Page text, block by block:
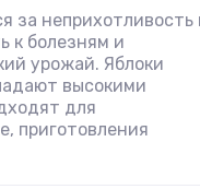
за неприхотливость
к болезням и
урожай. Яблоки
высокими
для
приготовления